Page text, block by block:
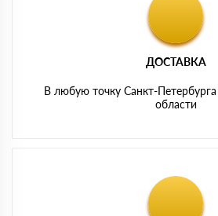
ДОСТАВКА
В любую точку Санкт-
области